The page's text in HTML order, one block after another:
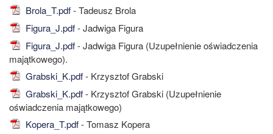
Brola_T.pdf- Tadeusz Brola
Figura_J.pdf- Jadwiga Figura
Figura_J.pdf- Jadwiga Figura (Uzupełnienie oświadczenia
majątkowego).
Grabski_K.pdf- Krzysztof Grabski
Grabski_K.pdf- Krzysztof Grabski (Uzupełnienie
oświadczenia majątkowego)
Kopera_T.pdf- Tomasz Kopera